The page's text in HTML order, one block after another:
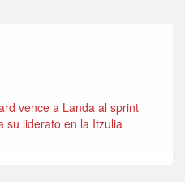
vence a Landa al sprint
su liderato en la Itzulia